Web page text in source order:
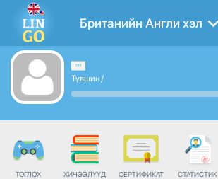
Британийн Англи хэл
Түвшин/
ТОГЛОХ ХИЧЭЭЛҮҮД СЕРТИФИКАТ СТАТИСТИК